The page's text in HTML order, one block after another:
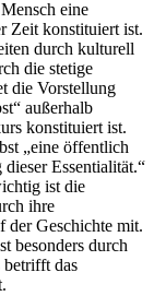
eine
Zeit konstituiert ist.
durch kulturell
die stetige
die Vorstellung
außerhalb
konstituiert ist.
„eine öffentlich
Essentialität.“
ist die
ihre
der Geschichte mit.
besonders durch
betrifft das